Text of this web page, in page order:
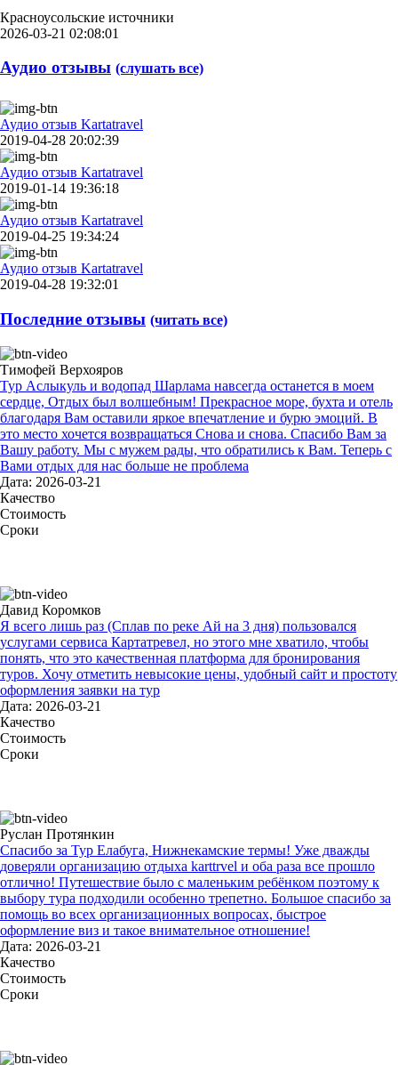
Красноусольские источники
2026-03-21 02:08:01
Аудио отзывы (слушать все)
Аудио отзыв Kartatravel
2019-04-28 20:02:39
Аудио отзыв Kartatravel
2019-01-14 19:36:18
Аудио отзыв Kartatravel
2019-04-25 19:34:24
Аудио отзыв Kartatravel
2019-04-28 19:32:01
Последние отзывы (читать все)
Тимофей Верхояров
Тур Аслыкуль и водопад Шарлама навсегда останется в моем
сердце, Отдых был волшебным! Прекрасное море, бухта и отель
благодаря Вам оставили яркое впечатление и бурю эмоций. В
это место хочется возвращаться Снова и снова. Спасибо Вам за
Вашу работу. Мы с мужем рады, что обратились к Вам. Теперь с
Вами отдых для нас больше не проблема
Дата: 2026-03-21
Качество
Стоимость
Сроки
Давид Коромков
Я всего лишь раз (Сплав по реке Ай на 3 дня) пользовался
услугами сервиса Картатревел, но этого мне хватило, чтобы
понять, что это качественная платформа для бронирования
туров. Хочу отметить невысокие цены, удобный сайт и простоту
оформления заявки на тур
Дата: 2026-03-21
Качество
Стоимость
Сроки
Руслан Протянкин
Спасибо за Тур Елабуга, Нижнекамские термы! Уже дважды
доверяли организацию отдыха karttrvel и оба раза все прошло
отлично! Путешествие было с маленьким ребёнком поэтому к
выбору тура подходили особенно трепетно. Большое спасибо за
помощь во всех организационных вопросах, быстрое
оформление виз и такое внимательное отношение!
Дата: 2026-03-21
Качество
Стоимость
Сроки